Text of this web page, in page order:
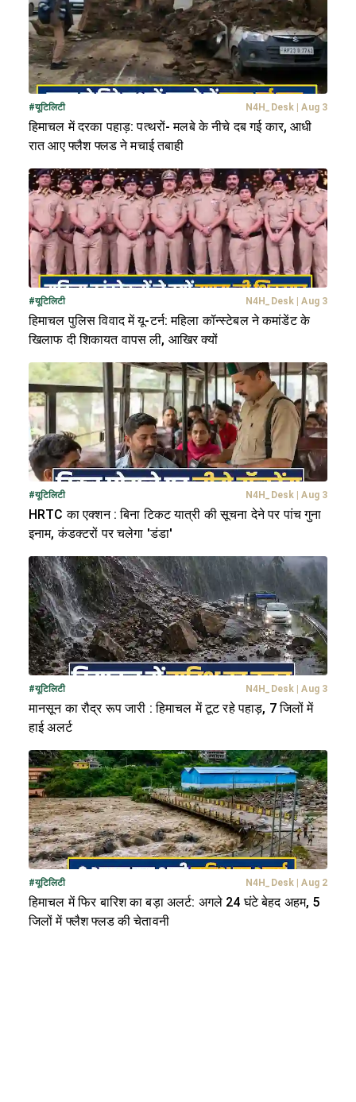
#यूटिलिटी N4H_Desk Aug 3
हिमाचल में दरका पहाड़: पत्थरों- मलबे के नीचे दब गई कार, आधी
रात आए फ्लैश फ्लड ने मचाई तबाही
#यूटिलिटी N4H_Desk Aug 3
हिमाचल पुलिस विवाद में यू-टर्न: महिला कॉन्स्टेबल ने कमांडेंट के
खिलाफ दी शिकायत वापस ली, आखिर क्यों
#यूटिलिटी N4H_Desk Aug 3
HRTC का एक्शन : बिना टिकट यात्री की सूचना देने पर पांच गुना
इनाम, कंडक्टरों पर चलेगा 'डंडा'
#यूटिलिटी N4H_Desk Aug 3
मानसून का रौद्र रूप जारी : हिमाचल में टूट रहे पहाड़, 7 जिलों में
हाई अलर्ट
#यूटिलिटी N4H_Desk Aug 2
हिमाचल में फिर बारिश का बड़ा अलर्ट: अगले 24 घंटे बेहद अहम, 5
जिलों में फ्लैश फ्लड की चेतावनी